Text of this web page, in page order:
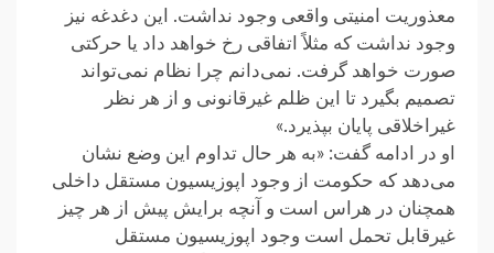
معذوریت امنیتی واقعی وجود نداشت. این دغدغه نیز
وجود نداشت که مثلاً اتفاقی رخ خواهد داد یا حرکتی
صورت خواهد گرفت. نمی‌دانم چرا نظام نمی‌تواند
تصمیم بگیرد تا این ظلم غیرقانونی و از هر نظر
غیراخلاقی پایان بپذیرد.»
او در ادامه گفت: «به هر حال تداوم این وضع نشان
می‌دهد که حکومت از وجود اپوزیسیون مستقل داخلی
همچنان در هراس است و آنچه برایش پیش از هر چیز
غیرقابل تحمل است وجود اپوزیسیون مستقل